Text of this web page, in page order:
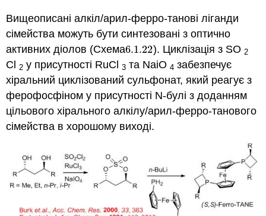
Вищеописані алкіл/арил-ферро-танові ліганди
сімейства можуть бути синтезовані з оптично
активних діолов (Схема6.1.22
6.1.22). Циклізація з SO 2
Cl 2 у присутності RuCl3 та NaiO 4 забезпечує
хіральний циклізований сульфонат, який реагує з
ферофосфіном у присутності N-булі з доданням
цільового хірального алкілу/арил-ферро-танового
сімейства в хорошому виході.